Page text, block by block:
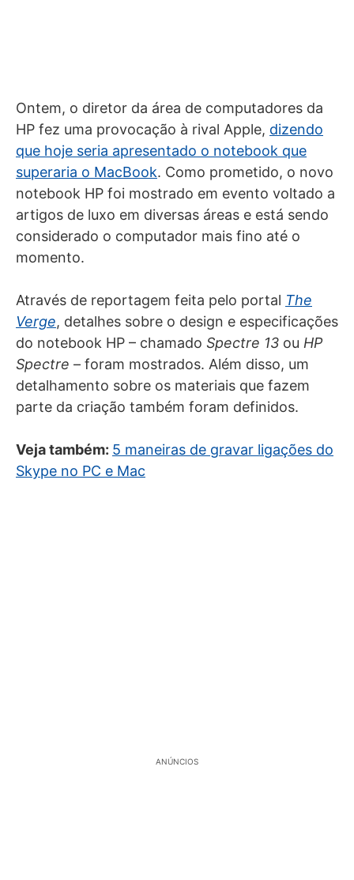
Ontem, o diretor da área de computadores da
HP fez uma provocação à rival Apple, dizendo
que hoje seria apresentado o notebook que
superaria o MacBook. Como prometido, o novo
notebook HP foi mostrado em evento voltado a
artigos de luxo em diversas áreas e está sendo
considerado o computador mais fino até o
momento.
Através de reportagem feita pelo portal The
Verge, detalhes sobre o design e especificações
do notebook HP – chamado Spectre 13 ou HP
Spectre – foram mostrados. Além disso, um
detalhamento sobre os materiais que fazem
parte da criação também foram definidos.
Veja também: 5 maneiras de gravar ligações do
Skype no PC e Mac
ANÚNCIOS